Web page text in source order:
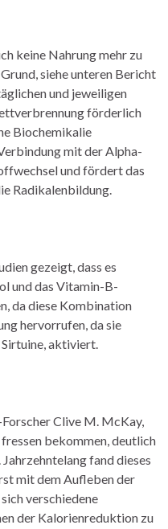
keine Nahrung mehr zu
siehe unteren Bericht
und jeweiligen
förderlich
Biochemikalie
mit der Alpha-
und fördert das
Radikalenbildung.
gezeigt, dass es
und das Vitamin-B-
da diese Kombination
hervorrufen, da sie
aktiviert.
Clive M. McKay,
bekommen, deutlich
fand dieses
mit dem Aufleben der
verschiedene
der Kalorienreduktion zu